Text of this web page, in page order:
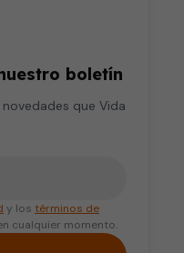
boletín
que Vida
y los términos de
cualquier momento.